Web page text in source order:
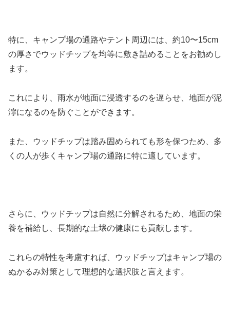
特に、キャンプ場の通路やテント周辺には、約10〜15cm
の厚さでウッドチップを均等に敷き詰めることをお勧めし
ます。
これにより、雨水が地面に浸透するのを遅らせ、地面が泥
濘になるのを防ぐことができます。
また、ウッドチップは踏み固められても形を保つため、多
くの人が歩くキャンプ場の通路に特に適しています。
さらに、ウッドチップは自然に分解されるため、地面の栄
養を補給し、長期的な土壌の健康にも貢献します。
これらの特性を考慮すれば、ウッドチップはキャンプ場の
ぬかるみ対策として理想的な選択肢と言えます。